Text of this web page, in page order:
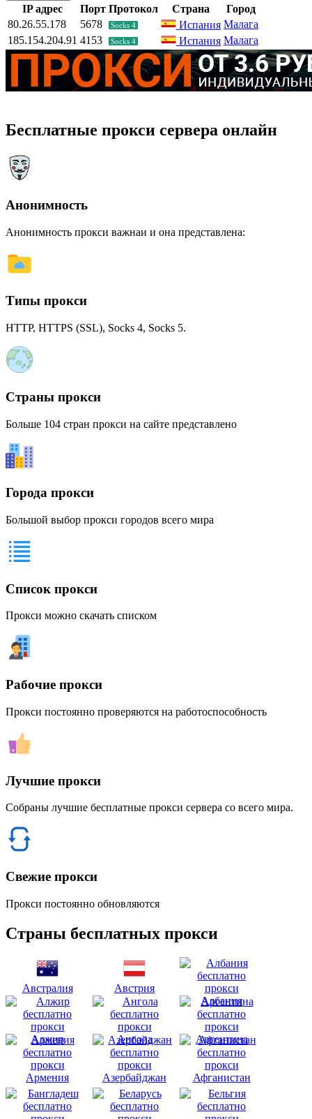
IP адрес Порт Протокол Страна
Город
80.26.55.178
5678 Socks 4 Испания Малага
185.154.204.91 4153 Socks 4 Испания Малага
Бесплатные прокси сервера онлайн
Анонимность
Анонимность прокси важнаи и она представлена:
Типы прокси
HTTP, HTTPS (SSL), Socks 4, Socks 5.
Страны прокси
Больше 104 стран прокси на сайте представлено
Города прокси
Большой выбор прокси городов всего мира
Список прокси
Прокси можно скачать списком
Рабочие прокси
Прокси постоянно проверяются на работоспособность
Лучшие прокси
Собраны лучшие бесплатные прокси сервера со всего мира.
Свежие прокси
Прокси постоянно обновляются
Страны бесплатных прокси
Австралия
Австрия
Албания
Алжир Ангола Аргентина
Армения Азербайджан Афганистан